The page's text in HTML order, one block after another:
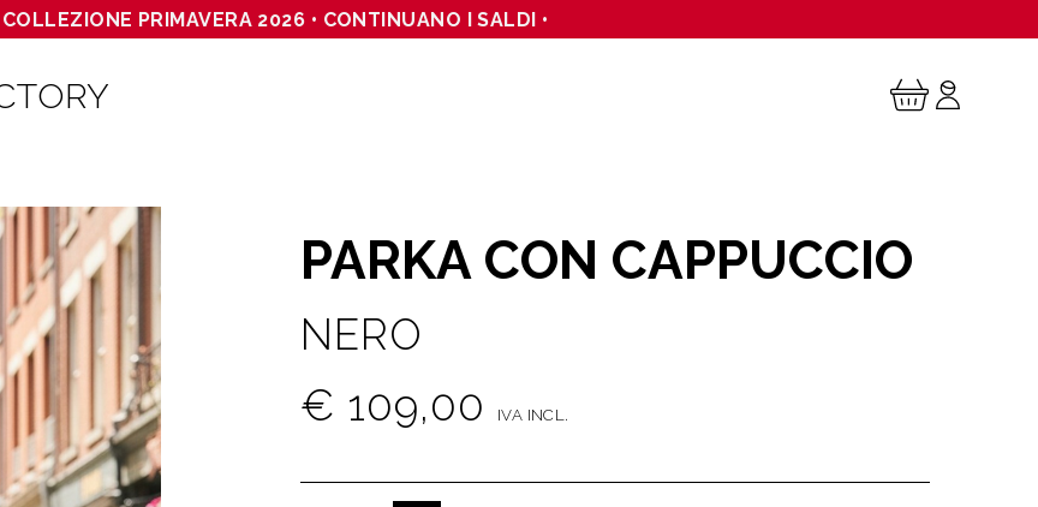
COLLEZIONE PRIMAVERA 2026 • CONTINUANO I SALDI •
PARKA CON CAPPUCCIO
NERO
€ 109,00
IVA INCL.